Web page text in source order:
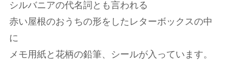
シルバニアの代名詞とも言われる
赤い屋根のおうちの形をしたレターボックスの中
に
メモ用紙と花柄の鉛筆、シールが入っています。